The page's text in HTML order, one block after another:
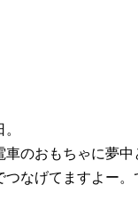
のおもちゃに夢中
つなげてますよー